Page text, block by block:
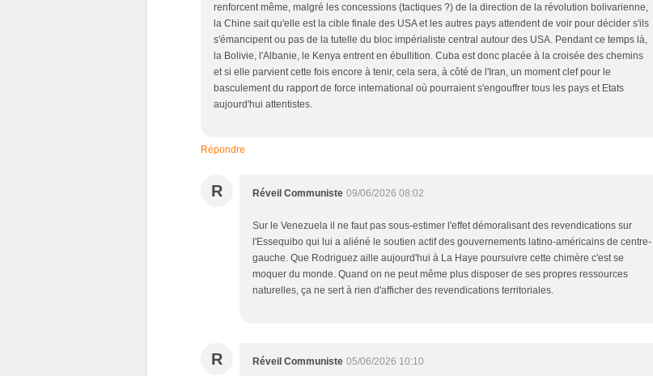
renforcent même, malgré les concessions (tactiques ?) de la direction de la révolution bolivarienne,
la Chine sait qu'elle est la cible finale des USA et les autres pays attendent de voir pour décider s'ils
s'émancipent ou pas de la tutelle du bloc impérialiste central autour des USA. Pendant ce temps là,
la Bolivie, l'Albanie, le Kenya entrent en ébullition. Cuba est donc placée à la croisée des chemins
et si elle parvient cette fois encore à tenir, cela sera, à côté de l'Iran, un moment clef pour le
basculement du rapport de force international où pourraient s'engouffrer tous les pays et Etats
aujourd'hui attentistes.
Répondre
R Réveil Communiste 09/06/2026 08:02
Sur le Venezuela il ne faut pas sous-estimer l'effet démoralisant des revendications sur
l'Essequibo qui lui a aliéné le soutien actif des gouvernements latino-américains de centre-
gauche. Que Rodriguez aille aujourd'hui à La Haye poursuivre cette chimère c'est se
moquer du monde. Quand on ne peut même plus disposer de ses propres ressources
naturelles, ça ne sert à rien d'afficher des revendications territoriales.
R Réveil Communiste 05/06/2026 10:10